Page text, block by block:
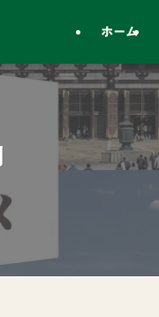
ホーム